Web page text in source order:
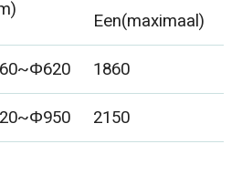
Een(maximaal)
1860
2150